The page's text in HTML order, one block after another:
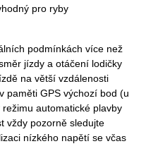
pro ryby
podmínkách více než
jízdy a otáčení lodičky
na větší vzdálenosti
paměti GPS výchozí bod (u
automatické plavby
vždy pozorně sledujte
nízkého napětí se včas